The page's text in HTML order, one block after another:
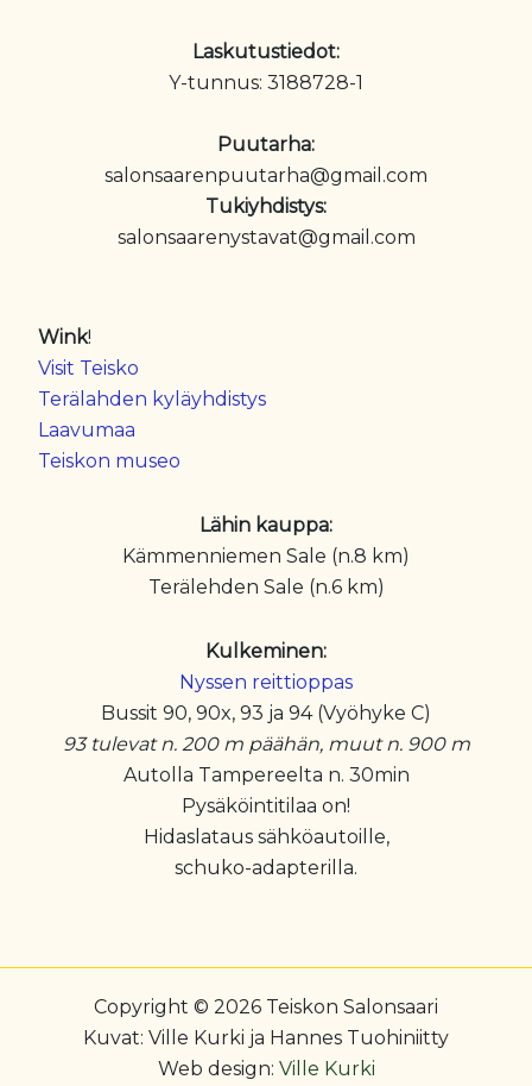
Laskutustiedot:
Y-tunnus: 3188728-1
Puutarha:
salonsaarenpuutarha@gmail.com
Tukiyhdistys:
salonsaarenystavat@gmail.com
Wink!
Visit Teisko
Terälahden kyläyhdistys
Laavumaa
Teiskon museo
Lähin kauppa:
Kämmenniemen Sale (n.8 km)
Terälehden Sale (n.6 km)
Kulkeminen:
Nyssen reittioppas
Bussit 90, 90x, 93 ja 94 (Vyöhyke C)
93 tulevat n. 200 m päähän, muut n. 900 m
Autolla Tampereelta n. 30min
Pysäköintitilaa on!
Hidaslataus sähköautoille,
schuko-adapterilla.
Copyright © 2026 Teiskon Salonsaari
Kuvat: Ville Kurki ja Hannes Tuohiniitty
Web design: Ville Kurki